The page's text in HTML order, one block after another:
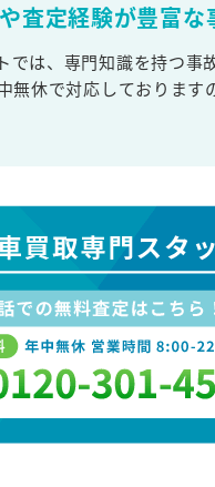
査定経験が豊富
では、専門知識を持つ
無休で対応しておりま